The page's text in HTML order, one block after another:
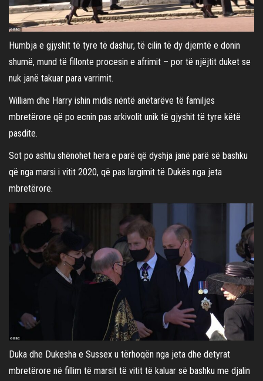
Humbja e gjyshit të tyre të dashur, të cilin të dy djemtë e donin
shumë, mund të fillonte procesin e afrimit – por të njëjtit duket se
nuk janë takuar para varrimit.
William dhe Harry ishin midis nëntë anëtarëve të familjes
mbretërore që po ecnin pas arkivolit unik të gjyshit të tyre këtë
pasdite.
Sot po ashtu shënohet hera e parë që dyshja janë parë së bashku
që nga marsi i vitit 2020, që pas largimit të Dukës nga jeta
mbretërore.
Duka dhe Dukesha e Sussex u tërhoqën nga jeta dhe detyrat
mbretërore në fillim të marsit të vitit të kaluar së bashku me djalin